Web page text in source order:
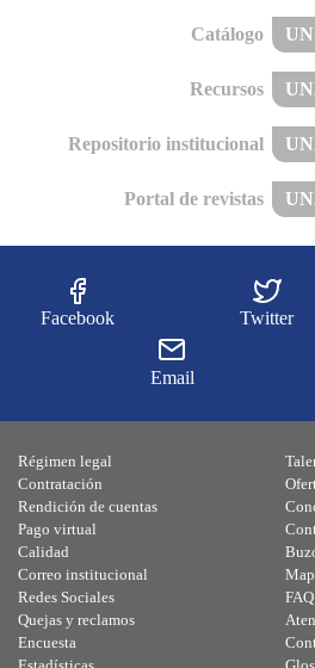
Catálogo
Recursos
Repositorio institucional
Portal de revistas
Facebook Twitter
Email
Régimen legal
Contratación
Rendición de cuentas
Pago virtual
Calidad
Correo institucional
Redes Sociales
Quejas y reclamos
Encuesta
FAQ